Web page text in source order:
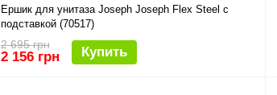
Ершик для унитаза Joseph Joseph Flex Steel с
подставкой (70517)
2 695 грн
2 156 грн Купить